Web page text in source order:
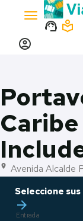
Toggle
navigation
support_agent local_library
account_circle
location_on Avenida Alcalde
Seleccione
arrow_forward
Entrada